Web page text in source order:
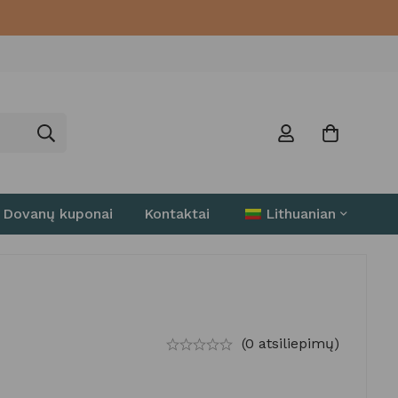
Dovanų kuponai Kontaktai Lithuanian
(0 atsiliepimų)